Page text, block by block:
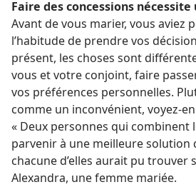
Faire des concessions
Avant de vous marier, vous aviez
l’habitude de prendre vos
présent, les choses sont
vous et votre conjoint, faire
vos préférences personnelles.
comme un inconvénient, voyez-
« Deux personnes qui combinent
parvenir à une meilleure solution
chacune d’elles aurait pu trouver
Alexandra, une femme mariée.